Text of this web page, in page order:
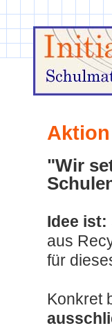
Aktion
"Wir
Idee ist:
aus
für
Konkret